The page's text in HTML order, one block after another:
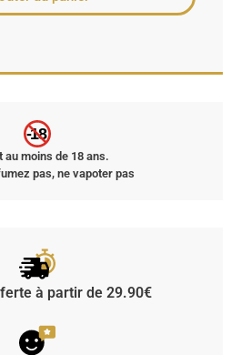
-18
au moins de 18 ans.
pas, ne vapoter pas
à partir de 29.90€